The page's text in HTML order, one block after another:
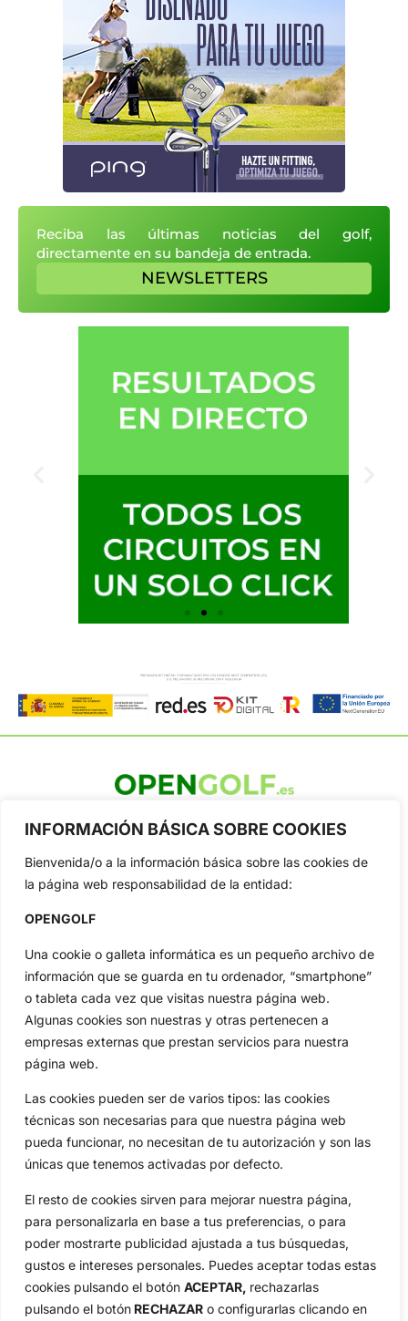
INFORMACIÓN BÁSICA SOBRE COOKIES
Bienvenida/o a la información básica sobre las cookies de
la página web responsabilidad de la entidad:
OPENGOLF
Una cookie o galleta informática es un pequeño archivo de
información que se guarda en tu ordenador, “smartphone”
o tableta cada vez que visitas nuestra página web.
Algunas cookies son nuestras y otras pertenecen a
empresas externas que prestan servicios para nuestra
página web.
Las cookies pueden ser de varios tipos: las cookies
técnicas son necesarias para que nuestra página web
pueda funcionar, no necesitan de tu autorización y son las
únicas que tenemos activadas por defecto.
El resto de cookies sirven para mejorar nuestra página,
para personalizarla en base a tus preferencias, o para
poder mostrarte publicidad ajustada a tus búsquedas,
gustos e intereses personales. Puedes aceptar todas estas
cookies pulsando el botón ACEPTAR, rechazarlas
pulsando el botón RECHAZAR o configurarlas clicando en
Reciba las últimas noticias del golf,
directamente en su bandeja de entrada.
NEWSLETTERS
profesional y amateur, resultados en directo, vídeos, noticias,
Tour...
Inicio
Amateurs
Circuitos
Especiales
Reglas
Vídeos
De Interés
Compañía
Aviso Legal
Política de Privacidad
Política de Cookies
Publicidad
Newsletters
Copyright © 2025 OpenGolf | Diseño por TecnoQuatre